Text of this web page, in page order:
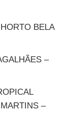
BELA
–
–